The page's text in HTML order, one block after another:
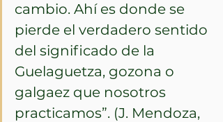
cambio. Ahí es donde se
pierde el verdadero sentido
del significado de la
Guelaguetza, gozona o
galgaez que nosotros
practicamos”. (J. Mendoza,